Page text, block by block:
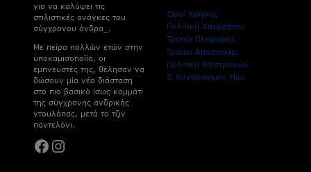
για να καλύψει τις
στιλιστικές ανάγκες του
σύγχρονου άνδρα_.
Με πείρα πολλών ετών στην
υποκαμισοποϊία, οι
εμπνευστές της, θέλησαν να
δώσουν μία νέα διάσταση
στο πιο βασικό ίσως κομμάτι
της σύγχρονης ανδρικής
ντουλάπας, μετά το τζιν
παντελόνι.
Facebook
Instagram
Όροι Χρήσης
Πολιτική Απορρήτου
Τρόποι Πληρωμής
Τρόποι Αποστολής
Πολιτική Επιστροφών
Ο Λογαριασμός Μου